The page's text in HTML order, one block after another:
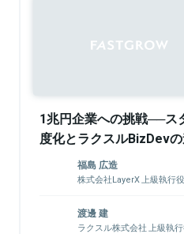
1兆円企業への挑戦──ス
度化とラクスルBizDev
福島 広造
株式会社LayerX 上級執行
ITコンサル会社を経て、ボスト
(BCG)に入社。DX領域を担当。
渡邊 建
ラクスル株式会社 上級執